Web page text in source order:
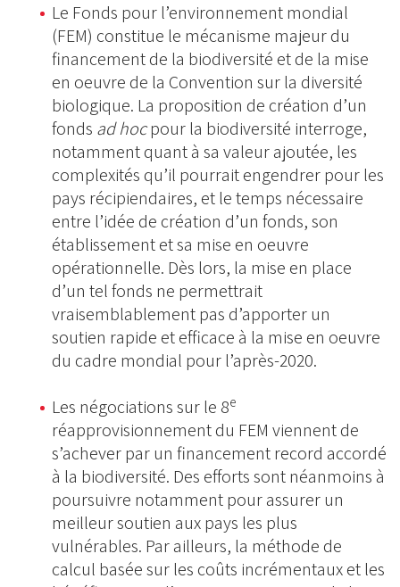
Le Fonds pour l’environnement mondial
(FEM) constitue le mécanisme majeur du
financement de la biodiversité et de la mise
en oeuvre de la Convention sur la diversité
biologique. La proposition de création d’un
fonds ad hocpour la biodiversité interroge,
notamment quant à sa valeur ajoutée, les
complexités qu’il pourrait engendrer pour les
pays récipiendaires, et le temps nécessaire
entre l’idée de création d’un fonds, son
établissement et sa mise en oeuvre
opérationnelle. Dès lors, la mise en place
d’un tel fonds ne permettrait
vraisemblablement pas d’apporter un
soutien rapide et efficace à la mise en oeuvre
du cadre mondial pour l’après-2020.
Les négociations sur le 8e
réapprovisionnement du FEM viennent de
s’achever par un financement record accordé
à la biodiversité. Des efforts sont néanmoins à
poursuivre notamment pour assurer un
meilleur soutien aux pays les plus
vulnérables. Par ailleurs, la méthode de
calcul basée sur les coûts incrémentaux et les